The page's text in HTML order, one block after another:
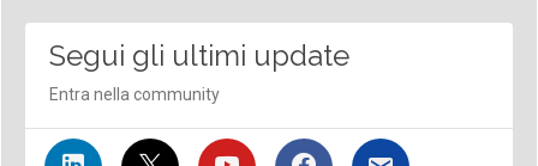
Segui gli ultimi update
Entra nella community